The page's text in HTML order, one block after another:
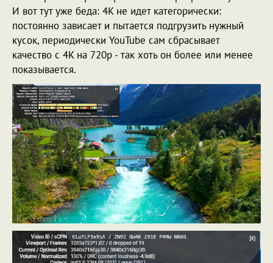
И вот тут уже беда: 4K не идет категорически:
постоянно зависает и пытается подгрузить нужный
кусок, периодически YouTube сам сбрасывает
качество с 4K на 720p - так хоть он более или менее
показывается.